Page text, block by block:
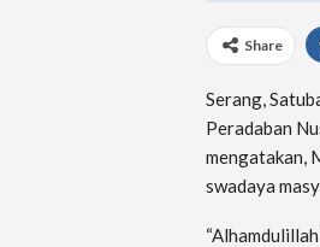
Share
Serang,
Peradaban
mengatakan,
swadaya